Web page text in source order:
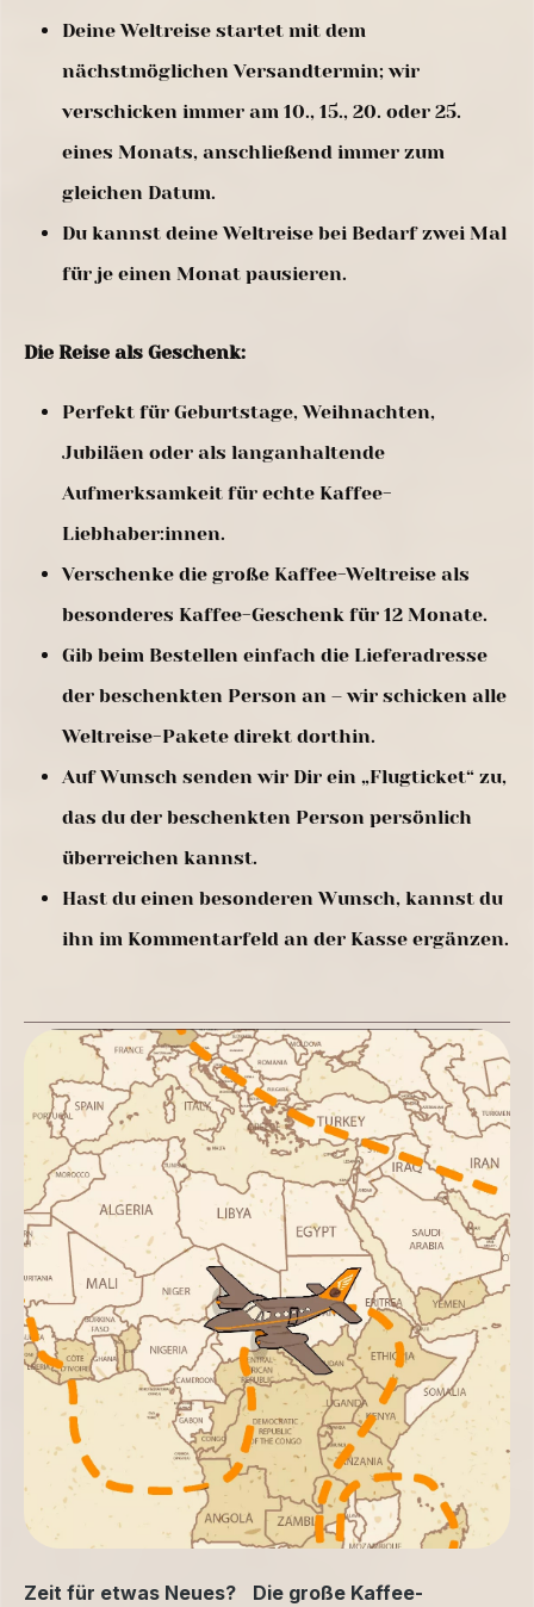
Zeit für etwas Neues? Die große Kaffee-
Deine Weltreise startet mit dem
nächstmöglichen Versandtermin; wir
verschicken immer am 10., 15., 20. oder 25.
eines Monats, anschließend immer zum
gleichen Datum.
Du kannst deine Weltreise bei Bedarf zwei Mal
für je einen Monat pausieren.
Die Reise als Geschenk:
Perfekt für Geburtstage, Weihnachten,
Jubiläen oder als langanhaltende
Aufmerksamkeit für echte Kaffee-
Liebhaber:innen.
Verschenke die große Kaffee-Weltreise als
besonderes Kaffee-Geschenk für 12 Monate.
Gib beim Bestellen einfach die Lieferadresse
der beschenkten Person an – wir schicken alle
Weltreise-Pakete direkt dorthin.
Auf Wunsch senden wir Dir ein „Flugticket“ zu,
das du der beschenkten Person persönlich
überreichen kannst.
Hast du einen besonderen Wunsch, kannst du
ihn im Kommentarfeld an der Kasse ergänzen.